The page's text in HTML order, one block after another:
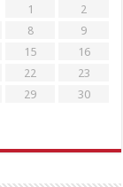
1
2
8
9
15
16
22
23
29
30